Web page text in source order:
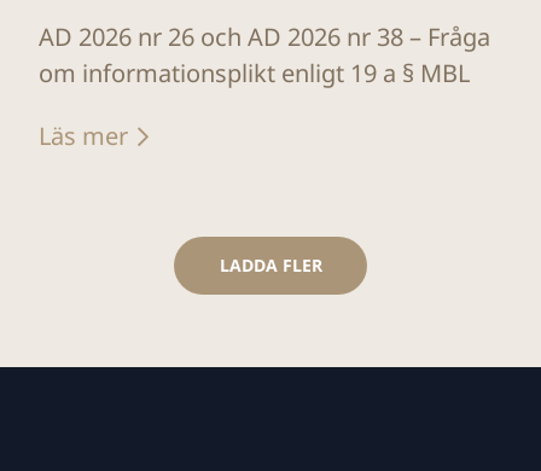
AD 2026 nr 26 och AD 2026 nr 38 – Fråga
om informationsplikt enligt 19 a § MBL
Läs mer
LADDA FLER